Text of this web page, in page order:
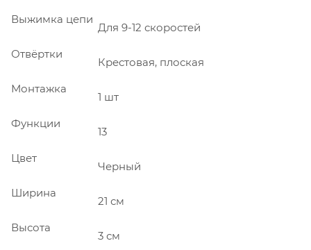
Выжимка цепи
Для 9-12 скоростей
Отвёртки
Крестовая, плоская
Монтажка
1 шт
Функции
13
Цвет
Черный
Ширина
21 см
Высота
3 см